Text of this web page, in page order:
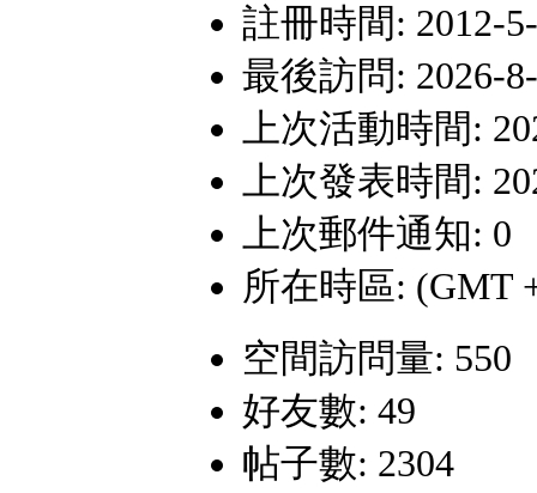
註冊時間: 2012-
最後訪問: 2026-
上次活動時間:
上次發表時間:
上次郵件通知: 0
所在時區: (GMT
空間訪問量: 550
好友數: 49
帖子數: 2304